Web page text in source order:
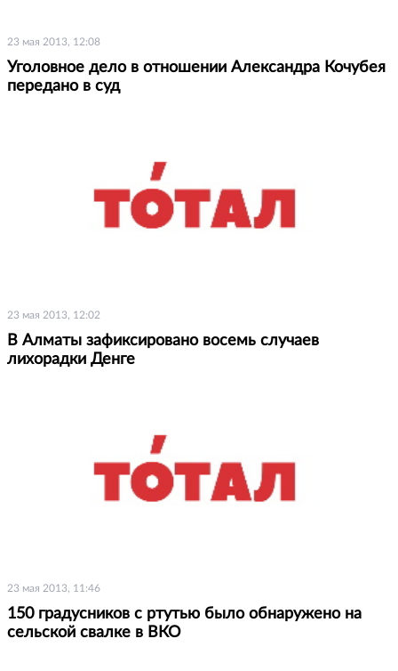
23 мая 2013, 12:08
Уголовное дело в отношении Александра Кочубея
передано в суд
23 мая 2013, 12:02
В Алматы зафиксировано восемь случаев
лихорадки Денге
23 мая 2013, 11:46
150 градусников с ртутью было обнаружено на
сельской свалке в ВКО